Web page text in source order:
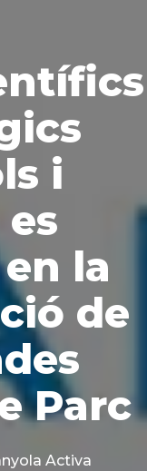
i
la
de
Parc
Activa